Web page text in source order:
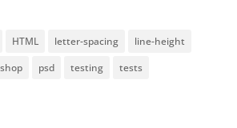
HTML letter-spacing
line-height
psd testing tests